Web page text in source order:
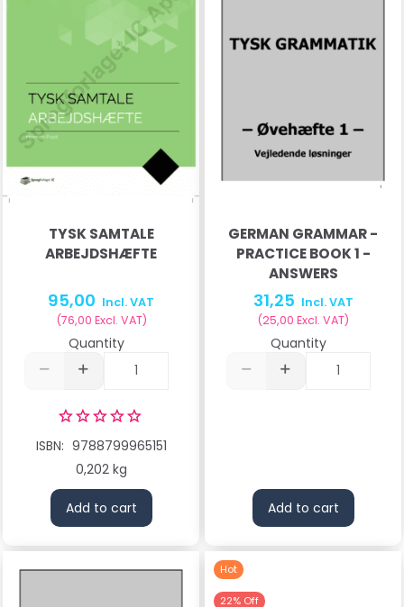
TYSK SAMTALE
ARBEJDSHÆFTE
95,00 Incl. VAT
(76,00 Excl. VAT)
Quantity
ISBN: 9788799965151
0,202 kg
Add to cart
GERMAN GRAMMAR -
PRACTICE BOOK 1 -
ANSWERS
31,25 Incl. VAT
(25,00 Excl. VAT)
Quantity
Add to cart
Hot
22% Off